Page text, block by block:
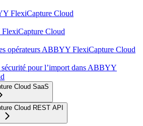
FlexiCapture Cloud
Cloud
opérateurs ABBYY FlexiCapture Cloud
pour l’import dans ABBYY
Cloud SaaS
Cloud REST API